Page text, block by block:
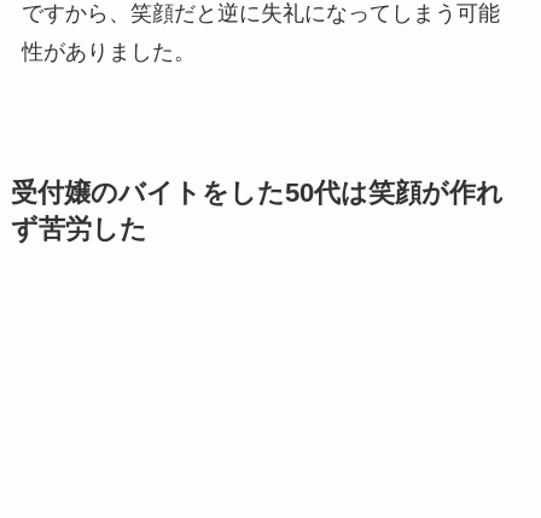
ですから、笑顔だと逆に失礼になってしまう可能
性がありました。
受付嬢のバイトをした50代は笑顔が作れ
ず苦労した